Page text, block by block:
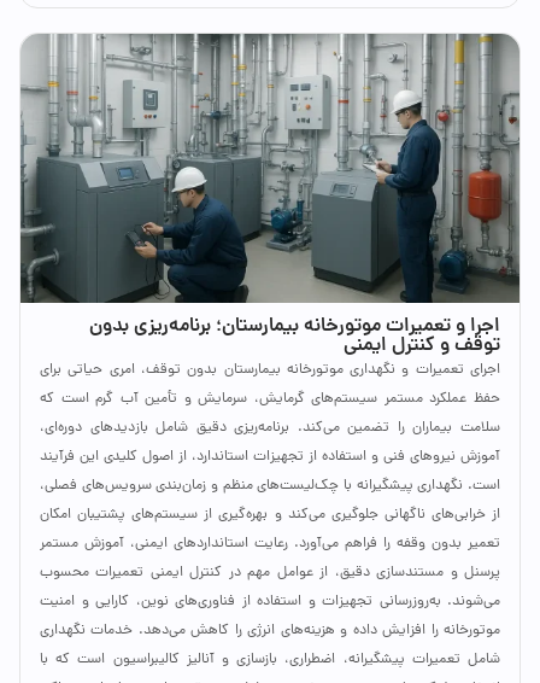
اجرا و تعمیرات موتورخانه بیمارستان؛ برنامه‌ریزی بدون
توقف و کنترل ایمنی
اجرای تعمیرات و نگهداری موتورخانه بیمارستان بدون توقف، امری حیاتی برای
حفظ عملکرد مستمر سیستم‌های گرمایش، سرمایش و تأمین آب گرم است که
سلامت بیماران را تضمین می‌کند. برنامه‌ریزی دقیق شامل بازدیدهای دوره‌ای،
آموزش نیروهای فنی و استفاده از تجهیزات استاندارد، از اصول کلیدی این فرآیند
است. نگهداری پیشگیرانه با چک‌لیست‌های منظم و زمان‌بندی سرویس‌های فصلی،
از خرابی‌های ناگهانی جلوگیری می‌کند و بهره‌گیری از سیستم‌های پشتیبان امکان
تعمیر بدون وقفه را فراهم می‌آورد. رعایت استانداردهای ایمنی، آموزش مستمر
پرسنل و مستندسازی دقیق، از عوامل مهم در کنترل ایمنی تعمیرات محسوب
می‌شوند. به‌روزرسانی تجهیزات و استفاده از فناوری‌های نوین، کارایی و امنیت
موتورخانه را افزایش داده و هزینه‌های انرژی را کاهش می‌دهد. خدمات نگهداری
شامل تعمیرات پیشگیرانه، اضطراری، بازسازی و آنالیز کالیبراسیون است که با